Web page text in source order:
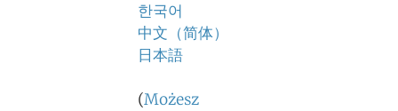
한국어
中文（简体）
日本語
(Możesz